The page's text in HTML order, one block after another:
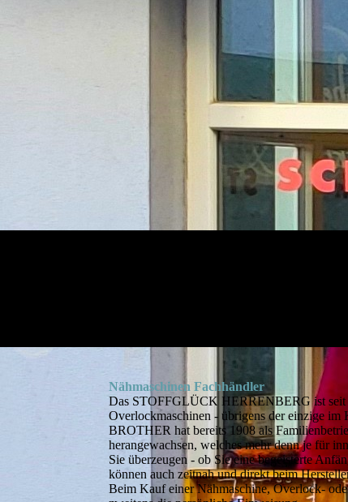
Nähmaschinen Fachhändler
Das STOFFGLÜCK HERRENBERG ist seit
Overlockmaschinen - übrigens der einzige im
BROTHER hat bereits 1908 als
herangewachsen, welches mehr denn je für
Sie überzeugen - ob Sie eine begeisterte
können auch zeitnah und direkt beim
Beim Kauf einer Nähmaschine, Overlock-